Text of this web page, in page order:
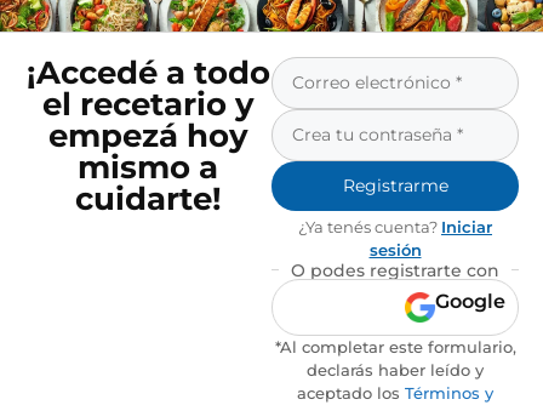
¡Accedé a todo
el recetario y
empezá hoy
mismo a
cuidarte!
Registrarme
¿Ya tenés cuenta? Iniciar
sesión
O podes registrarte con
Google
*Al completar este formulario,
declarás haber leído y
aceptado los Términos y